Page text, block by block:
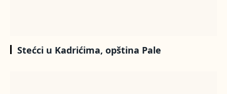
Stećci u Kadrićima, opština Pale